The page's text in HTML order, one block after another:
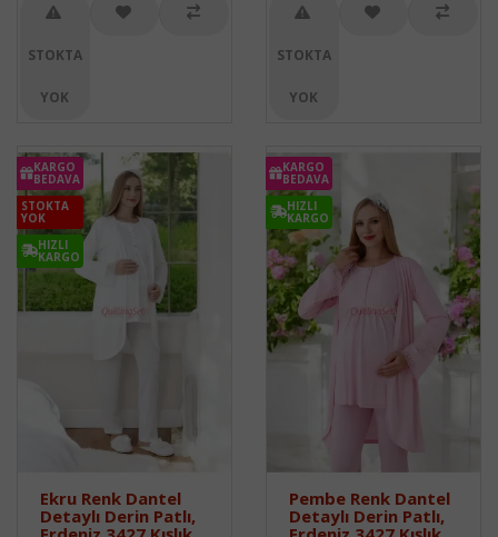
STOKTA
YOK
STOKTA
YOK
KARGO
BEDAVA
STOKTA
YOK
HIZLI
KARGO
Ekru Renk Dantel
Detaylı Derin Patlı,
KARGO
BEDAVA
HIZLI
KARGO
Pembe Renk Dantel
Detaylı Derin Patlı,